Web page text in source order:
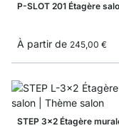
P-SLOT 201 Étagère
À partir de 245,00 €
STEP 3x2 Étagère